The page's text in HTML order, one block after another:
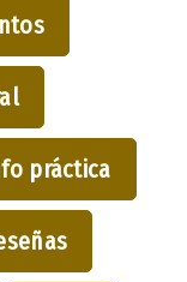
práctica